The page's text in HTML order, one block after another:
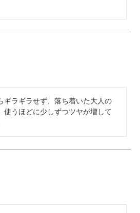
ギラギラせず、落ち着いた大人の
使うほどに少しずつツヤが増して